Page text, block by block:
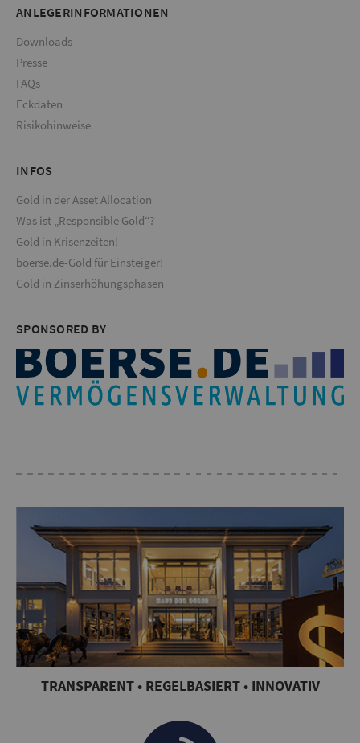
ANLEGERINFORMATIONEN
Downloads
Presse
FAQs
Eckdaten
Risikohinweise
INFOS
Gold in der Asset Allocation
Was ist „Responsible Gold“?
Gold in Krisenzeiten!
boerse.de-Gold für Einsteiger!
Gold in Zinserhöhungsphasen
SPONSORED BY
TRANSPARENT • REGELBASIERT • INNOVATIV